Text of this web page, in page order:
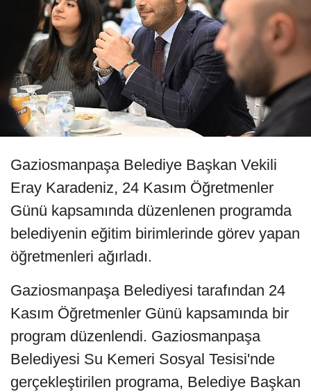
Gaziosmanpaşa Belediye Başkan Vekili
Eray Karadeniz, 24 Kasım Öğretmenler
Günü kapsamında düzenlenen programda
belediyenin eğitim birimlerinde görev yapan
öğretmenleri ağırladı.
Gaziosmanpaşa Belediyesi tarafından 24
Kasım Öğretmenler Günü kapsamında bir
program düzenlendi. Gaziosmanpaşa
Belediyesi Su Kemeri Sosyal Tesisi'nde
gerçekleştirilen programa, Belediye Başkan